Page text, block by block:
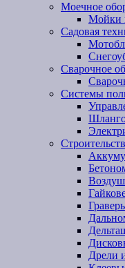
Моечное
Мойки
Садовая
Сварочное
Системы
Дрели